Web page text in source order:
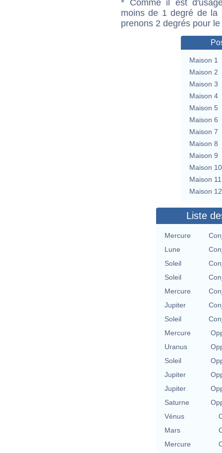
* Comme il est
moins de 1 degré de la
prenons 2 degrés pour
Maison 1
Maison 2
Maison 3
Maison 4
Maison 5
Maison 6
Maison 7
Maison 8
Maison 9
Maison 10
Maison 11
Maison 12
Liste
Mercure
Lune
Soleil
Soleil
Mercure
Jupiter
Soleil
Mercure
Uranus
Soleil
Jupiter
Jupiter
Saturne
Vénus
Mars
Mercure